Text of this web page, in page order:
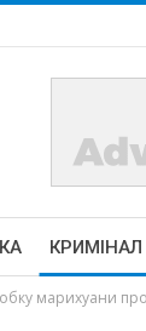
КРИМІНАЛ
мapихyaни